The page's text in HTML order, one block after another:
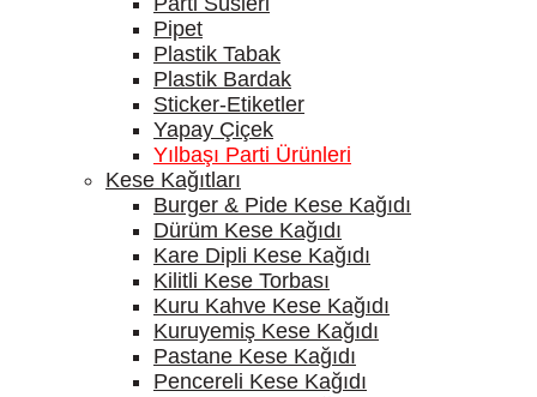
Pipet
Plastik Tabak
Plastik Bardak
Sticker-Etiketler
Yapay Çiçek
Yılbaşı Parti Ürünleri
Kese Kağıtları
Burger & Pide Kese Kağıdı
Dürüm Kese Kağıdı
Kare Dipli Kese Kağıdı
Kilitli Kese Torbası
Kuru Kahve Kese Kağıdı
Kuruyemiş Kese Kağıdı
Pastane Kese Kağıdı
Pencereli Kese Kağıdı